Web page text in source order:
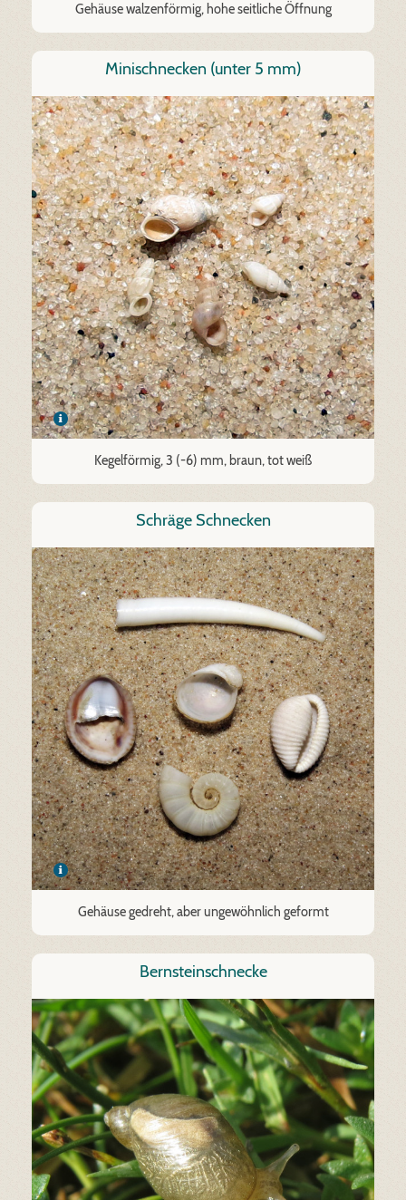
Gehäuse walzenförmig, hohe seitliche Öffnung
Minischnecken (unter 5 mm)
Kegelförmig, 3 (-6) mm, braun, tot weiß
Schräge Schnecken
Gehäuse gedreht, aber ungewöhnlich geformt
Bernsteinschnecke